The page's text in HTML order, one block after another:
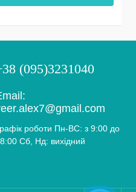
(095)3231040
роботи Пн-ВС: з 9:00 до
Сб, Нд: вихідний